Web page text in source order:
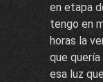
en etapa
tengo en
horas la
que
esa luz